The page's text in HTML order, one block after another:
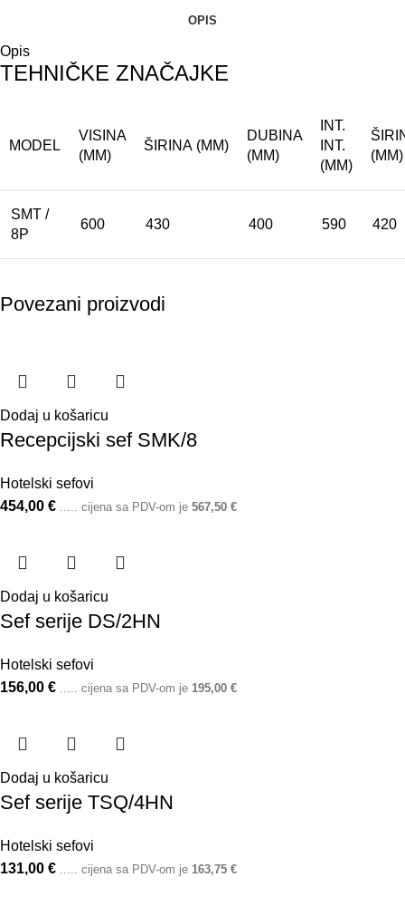
OPIS
Opis
TEHNIČKE ZNAČAJKE
MODEL
VISINA
(MM)
ŠIRINA (MM)
DUBINA
(MM)
INT.
INT.
(MM)
(MM)
SMT /
8P
600 430 400 590 420
Povezani proizvodi
Dodaj u košaricu
Recepcijski sef SMK/8
Hotelski sefovi
454,00 € ..... cijena sa PDV-om je 567,50 €
Dodaj u košaricu
Sef serije DS/2HN
Hotelski sefovi
156,00 € ..... cijena sa PDV-om je 195,00 €
Dodaj u košaricu
Sef serije TSQ/4HN
Hotelski sefovi
131,00 € ..... cijena sa PDV-om je 163,75 €